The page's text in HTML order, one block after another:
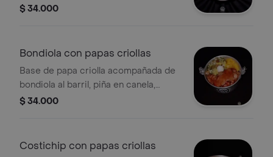
queso rayado, sour cream y huevito.
$ 34.000
Bondiola con papas criollas
Base de papa criolla acompañada de
bondiola al barril, piña en canela,
guacamole, pico de gallo y huevito.
$ 34.000
Costichip con papas criollas